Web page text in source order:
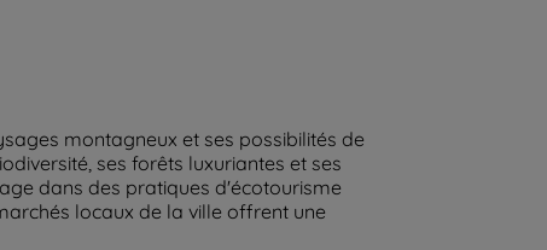
montagneux et ses possibilités de
ses forêts luxuriantes et ses
dans des pratiques d'écotourisme
locaux de la ville offrent une